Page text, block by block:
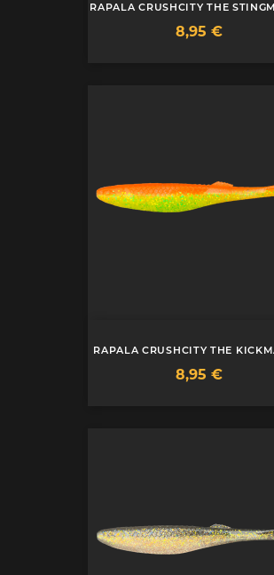
RAPALA CRUSHCITY THE
Prix
8,95 €
RAPALA CRUSHCITY THE
Prix
8,95 €